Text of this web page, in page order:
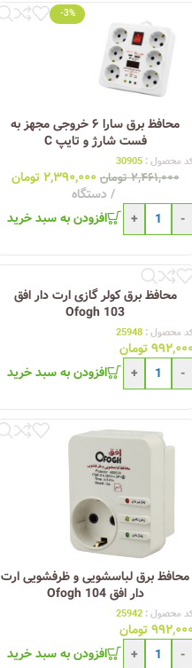
-3%
محافظ برق سارا ۶ خروجی مجهز به
فست شارژ و تایپ C
محصول : 30905
۲,۴۶۱,۰۰۰ تومان ۲,۳۹۰,۰۰۰ تومان
دستگاه
-
+ افزودن به سبد خرید
محافظ برق کولر گازی ارت دار افق
Ofogh 103
محصول : 25948
تومان
-
+ افزودن به سبد خرید
محافظ برق لباسشویی و ظرفشویی ارت
دار افق Ofogh 104
محصول : 25942
تومان
-
+ افزودن به سبد خرید